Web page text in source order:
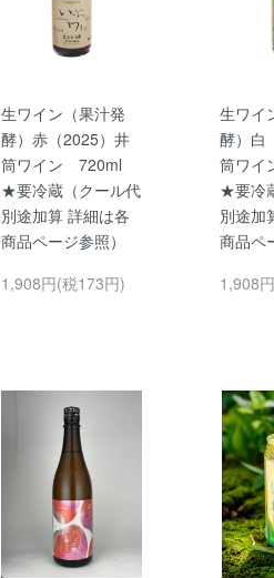
生ワイン（果汁発
酵）赤（2025）井
筒ワイン 720ml
★要冷蔵（クール代
別途加算 詳細は各
商品ページ参照）
1,908円(税173円)
生ワイ
酵）白
筒ワ
★要冷
別途加
商品ペ
1,908